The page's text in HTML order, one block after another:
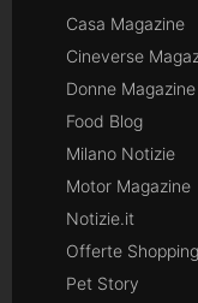
Casa Magazine
Cineverse
Donne Magazine
Food Blog
Milano Notizie
Motor Magazine
Notizie.it
Offerte Shopping
Pet Story